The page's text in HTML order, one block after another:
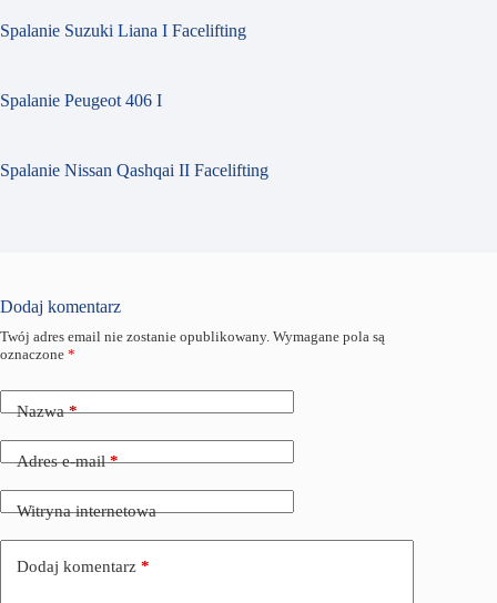
Spalanie Suzuki Liana I Facelifting
Spalanie Peugeot 406 I
Spalanie Nissan Qashqai II Facelifting
Dodaj komentarz
Twój adres email nie zostanie opublikowany. Wymagane pola są
oznaczone *
Nazwa*
Adres e-mail*
Witryna internetowa
Dodaj komentarz *